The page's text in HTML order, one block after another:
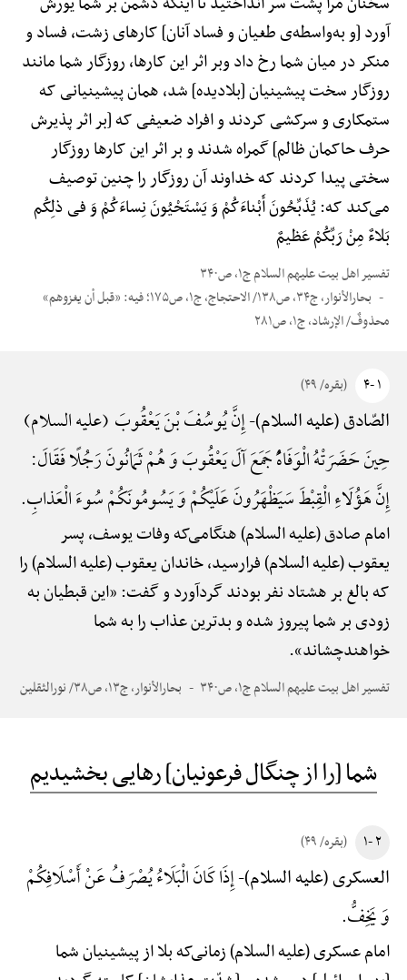
آورد [و به‌واسطه‌ی طغیان و فساد آنان] کارهای زشت، فساد و
منکر در میان شما رخ داد وبر اثر این کارها، روزگار شما مانند
روزگار سخت پیشینیان [بلادیده] شد، همان پیشینیانی که
ستمکاری و سرکشی کردند و افراد ضعیفی که [بر اثر پذیرش
حرف حاکمان ظالم] گمراه شدند و بر اثر این کارها روزگار
سختی پیدا کردند که خداوند آن روزگار را چنین توصیف
می‌کند که: یُذَبِّحُونَ أَبْناءَکُمْ وَ یَسْتَحْیُونَ نِساءَکُمْ وَ فی ذلِکُم
بَلاءٌ مِنْ رَبِّکُمْ عَظیمٌ
تفسیر اهل بیت علیهم السلام ج۱، ص۳۴۰
بحارالأنوار، ج۳۴، ص۱۳۸/ الاحتجاج، ج۱، ص۱۷۵؛ فیه: «قبل أن یغزوهم»
محذوفٌ/ الإرشاد، ج۱، ص۲۸۱
۱ -۴ (بقره/ ۴۹)
الصّادق (علیه السلام)-إِنَّ یُوسُفَ بْنَ یَعْقُوبَ (علیه السلام)
حِینَ حَضَرَتْهُ الْوَفَاهًُْ جَمَعَ آلَ یَعْقُوبَ وَ هُمْ ثَمَانُونَ رَجُلًا فَقَالَ:
إِنَّ هَؤُلَاءِ الْقِبْطَ سَیَظْهَرُونَ عَلَیْکُمْ وَ یَسُومُونَکُمْ سُوءَ الْعَذابِ.
امام صادق (علیه السلام) هنگامی‌که وفات یوسف، پسر
یعقوب (علیه السلام) فرارسید، خاندان یعقوب (علیه السلام) را
که بالغ بر هشتاد نفر بودند گردآورد و گفت: «این قبطیان به
زودی بر شما پیروز شده و بدترین عذاب را به شما
خواهندچشاند».
تفسیر اهل بیت علیهم السلام ج۱، ص۳۴۰ بحارالأنوار، ج۱۳، ص۳۸/ نورالثقلین
شما [را از چنگال فرعونیان] رهایی بخشیدیم
۲ -۱ (بقره/ ۴۹)
العسکری (علیه السلام)-إِذَا کَانَ الْبَلَاءُ یُصْرَفُ عَنْ أَسْلَافِکُمْ
وَ یَخِفُّ.
امام عسکری (علیه السلام) زمانی‌که بلا از پیشینیان شما